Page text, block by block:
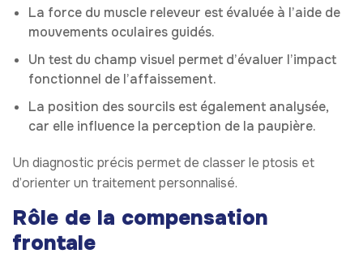
La force du muscle releveur est évaluée à l’aide de
mouvements oculaires guidés.
Un test du champ visuel permet d’évaluer l’impact
fonctionnel de l’affaissement.
La position des sourcils est également analysée,
car elle influence la perception de la paupière.
Un diagnostic précis permet de classer le ptosis et
d’orienter un traitement personnalisé.
Rôle de la compensation
frontale